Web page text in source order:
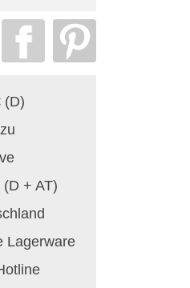
(D)
+ AT)
Lagerware